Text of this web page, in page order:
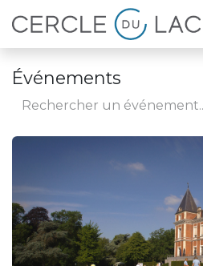
Se rendre au contenu
Événements